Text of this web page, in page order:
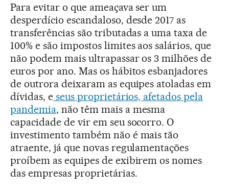
Para evitar o que ameaçava ser um
desperdício escandaloso, desde 2017 as
transferências são tributadas a uma taxa de
100% e são impostos limites aos salários, que
não podem mais ultrapassar os 3 milhões de
euros por ano. Mas os hábitos esbanjadores
de outrora deixaram as equipes atoladas em
dívidas, eseus proprietários, afetados pela
pandemia, não têm mais a mesma
capacidade de vir em seu socorro. O
investimento também não é mais tão
atraente, já que novas regulamentações
proíbem as equipes de exibirem os nomes
das empresas proprietárias.